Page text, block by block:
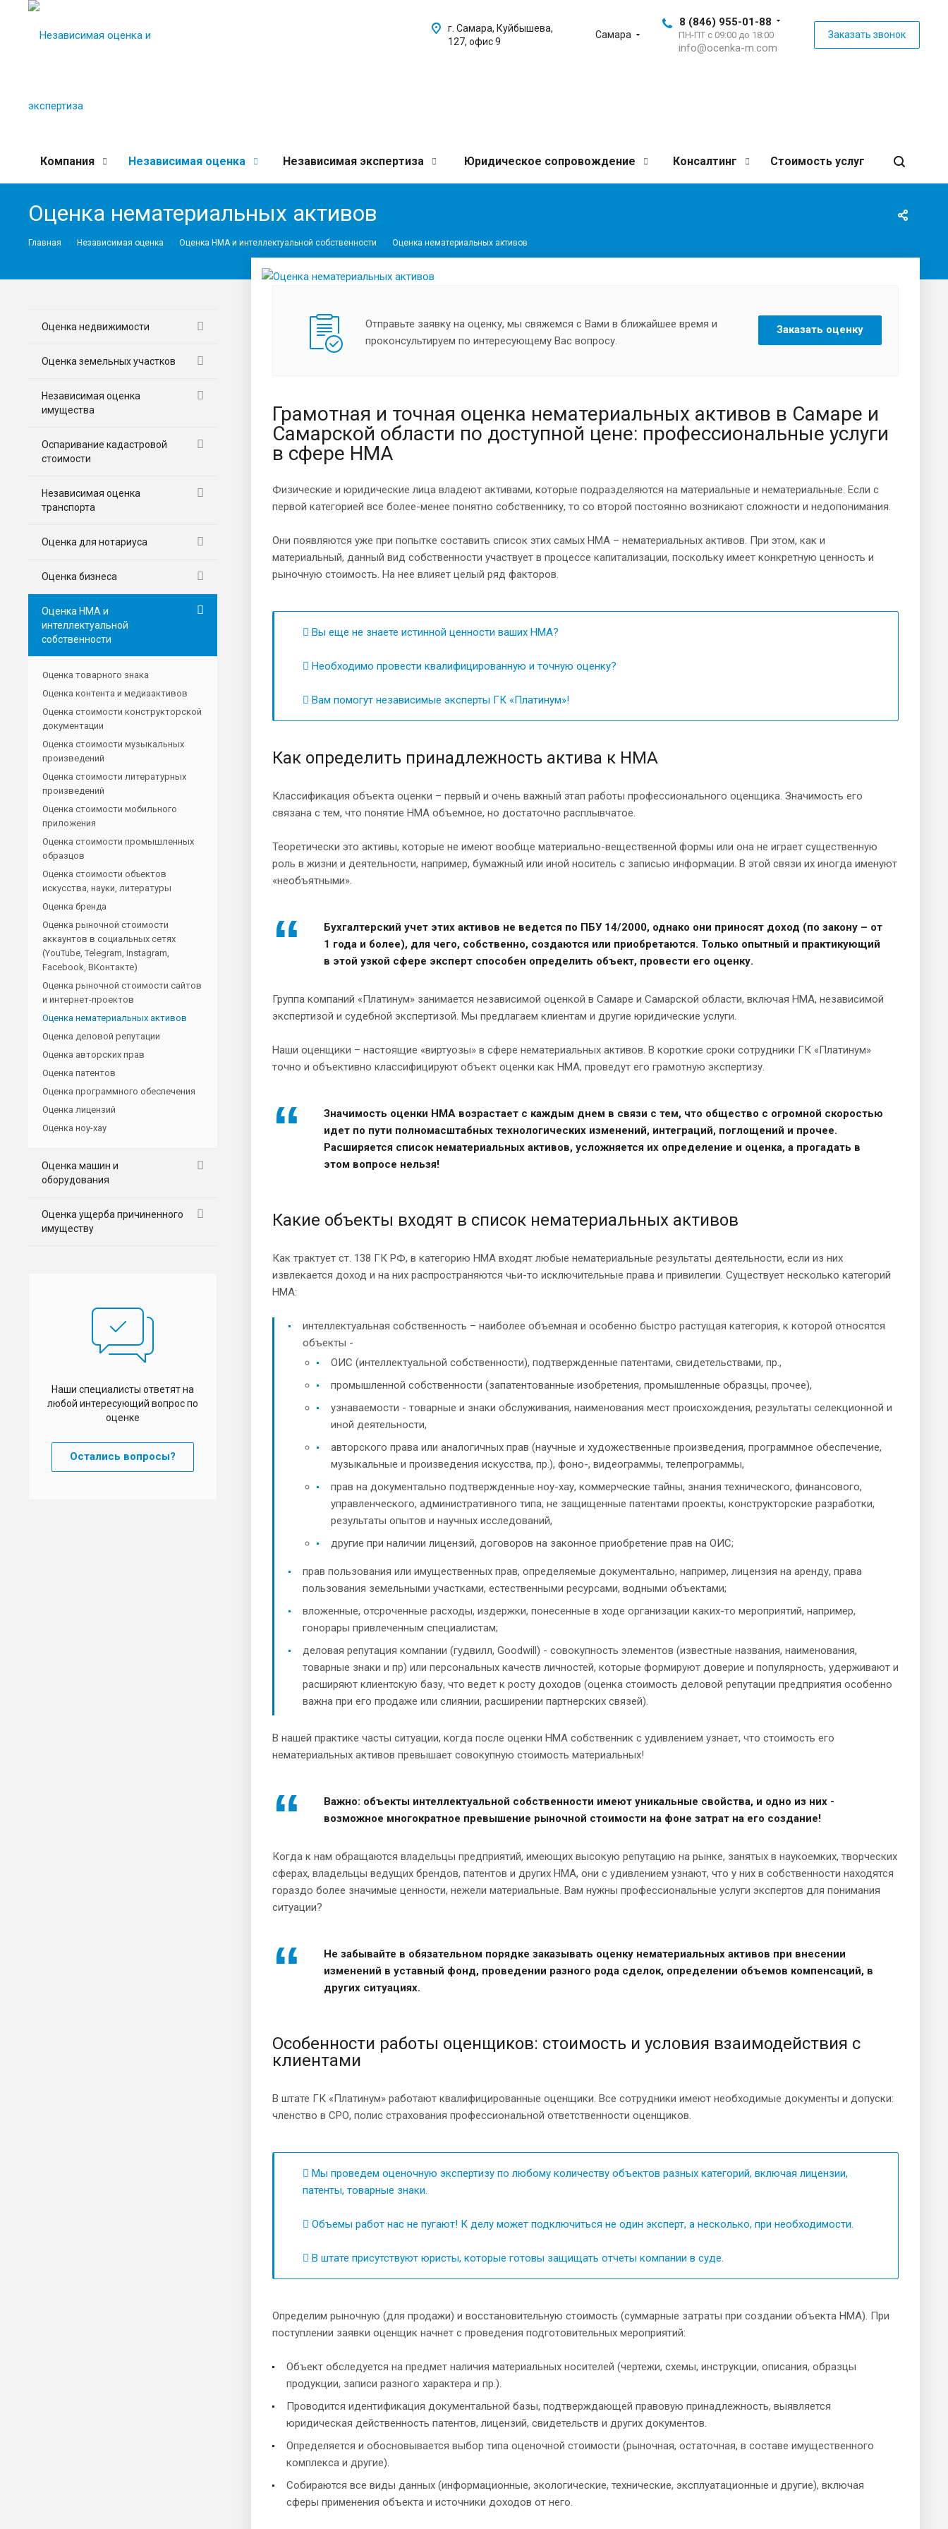
Самара
8 (846) 955-01-88
ПН-ПТ с 09:00 до 18:00
info@ocenka-m.com
Заказать звонок
г. Самара, Куйбышева,
127, офис 9
Компания Независимая оценка Независимая экспертиза Юридическое сопровождение Консалтинг Стоимость услуг
Оценка нематериальных активов
Главная Независимая оценка Оценка НМА и интеллектуальной собственности Оценка нематериальных активов
Отправьте заявку на оценку, мы свяжемся с Вами в ближайшее время и
проконсультируем по интересующему Вас вопросу.
Заказать оценку
Грамотная и точная оценка нематериальных активов в Самаре и
Самарской области по доступной цене: профессиональные услуги
в сфере НМА
Физические и юридические лица владеют активами, которые подразделяются на материальные и нематериальные. Если с
первой категорией все более-менее понятно собственнику, то со второй постоянно возникают сложности и недопонимания.
Они появляются уже при попытке составить список этих самых НМА – нематериальных активов. При этом, как и
материальный, данный вид собственности участвует в процессе капитализации, поскольку имеет конкретную ценность и
рыночную стоимость. На нее влияет целый ряд факторов.
Вы еще не знаете истинной ценности ваших НМА?
Необходимо провести квалифицированную и точную оценку?
Вам помогут независимые эксперты ГК «Платинум»!
Как определить принадлежность актива к НМА
Классификация объекта оценки – первый и очень важный этап работы профессионального оценщика. Значимость его
связана с тем, что понятие НМА объемное, но достаточно расплывчатое.
Теоретически это активы, которые не имеют вообще материально-вещественной формы или она не играет существенную
роль в жизни и деятельности, например, бумажный или иной носитель с записью информации. В этой связи их иногда именуют
«необъятными».
Бухгалтерский учет этих активов не ведется по ПБУ 14/2000, однако они приносят доход (по закону – от
1 года и более), для чего, собственно, создаются или приобретаются. Только опытный и практикующий
в этой узкой сфере эксперт способен определить объект, провести его оценку.
Группа компаний «Платинум» занимается независимой оценкой в Самаре и Самарской области, включая НМА, независимой
экспертизой и судебной экспертизой. Мы предлагаем клиентам и другие юридические услуги.
Наши оценщики – настоящие «виртуозы» в сфере нематериальных активов. В короткие сроки сотрудники ГК «Платинум»
точно и объективно классифицируют объект оценки как НМА, проведут его грамотную экспертизу.
Значимость оценки НМА возрастает с каждым днем в связи с тем, что общество с огромной скоростью
идет по пути полномасштабных технологических изменений, интеграций, поглощений и прочее.
Расширяется список нематериальных активов, усложняется их определение и оценка, а прогадать в
этом вопросе нельзя!
Какие объекты входят в список нематериальных активов
Как трактует ст. 138 ГК РФ, в категорию НМА входят любые нематериальные результаты деятельности, если из них
извлекается доход и на них распространяются чьи-то исключительные права и привилегии. Существует несколько категорий
НМА:
интеллектуальная собственность – наиболее объемная и особенно быстро растущая категория, к которой относятся
объекты -
ОИС (интеллектуальной собственности), подтвержденные патентами, свидетельствами, пр.,
промышленной собственности (запатентованные изобретения, промышленные образцы, прочее),
узнаваемости - товарные и знаки обслуживания, наименования мест происхождения, результаты селекционной и
иной деятельности,
авторского права или аналогичных прав (научные и художественные произведения, программное обеспечение,
музыкальные и произведения искусства, пр.), фоно-, видеограммы, телепрограммы,
прав на документально подтвержденные ноу-хау, коммерческие тайны, знания технического, финансового,
управленческого, административного типа, не защищенные патентами проекты, конструкторские разработки,
результаты опытов и научных исследований,
другие при наличии лицензий, договоров на законное приобретение прав на ОИС;
прав пользования или имущественных прав, определяемые документально, например, лицензия на аренду, права
пользования земельными участками, естественными ресурсами, водными объектами;
вложенные, отсроченные расходы, издержки, понесенные в ходе организации каких-то мероприятий, например,
гонорары привлеченным специалистам;
деловая репутация компании (гудвилл, Goodwill) - совокупность элементов (известные названия, наименования,
товарные знаки и пр) или персональных качеств личностей, которые формируют доверие и популярность, удерживают и
расширяют клиентскую базу, что ведет к росту доходов (оценка стоимость деловой репутации предприятия особенно
важна при его продаже или слиянии, расширении партнерских связей).
В нашей практике часты ситуации, когда после оценки НМА собственник с удивлением узнает, что стоимость его
нематериальных активов превышает совокупную стоимость материальных!
Важно: объекты интеллектуальной собственности имеют уникальные свойства, и одно из них -
возможное многократное превышение рыночной стоимости на фоне затрат на его создание!
Когда к нам обращаются владельцы предприятий, имеющих высокую репутацию на рынке, занятых в наукоемких, творческих
сферах, владельцы ведущих брендов, патентов и других НМА, они с удивлением узнают, что у них в собственности находятся
гораздо более значимые ценности, нежели материальные. Вам нужны профессиональные услуги экспертов для понимания
ситуации?
Не забывайте в обязательном порядке заказывать оценку нематериальных активов при внесении
изменений в уставный фонд, проведении разного рода сделок, определении объемов компенсаций, в
других ситуациях.
Особенности работы оценщиков: стоимость и условия взаимодействия с
клиентами
В штате ГК «Платинум» работают квалифицированные оценщики. Все сотрудники имеют необходимые документы и допуски:
членство в СРО, полис страхования профессиональной ответственности оценщиков.
Мы проведем оценочную экспертизу по любому количеству объектов разных категорий, включая лицензии,
патенты, товарные знаки.
Объемы работ нас не пугают! К делу может подключиться не один эксперт, а несколько, при необходимости.
В штате присутствуют юристы, которые готовы защищать отчеты компании в суде.
Определим рыночную (для продажи) и восстановительную стоимость (суммарные затраты при создании объекта НМА). При
поступлении заявки оценщик начнет с проведения подготовительных мероприятий:
Объект обследуется на предмет наличия материальных носителей (чертежи, схемы, инструкции, описания, образцы
продукции, записи разного характера и пр.).
Проводится идентификация документальной базы, подтверждающей правовую принадлежность, выявляется
юридическая действенность патентов, лицензий, свидетельств и других документов.
Определяется и обосновывается выбор типа оценочной стоимости (рыночная, остаточная, в составе имущественного
комплекса и другие).
Собираются все виды данных (информационные, экологические, технические, эксплуатационные и другие), включая
сферы применения объекта и источники доходов от него.
Оценка недвижимости
Оценка земельных участков
Независимая оценка
имущества
Оспаривание кадастровой
стоимости
Независимая оценка
транспорта
Оценка для нотариуса
Оценка бизнеса
Оценка НМА и
интеллектуальной
собственности
Оценка товарного знака
Оценка контента и медиаактивов
Оценка стоимости конструкторской
документации
Оценка стоимости музыкальных
произведений
Оценка стоимости литературных
произведений
Оценка стоимости мобильного
приложения
Оценка стоимости промышленных
образцов
Оценка стоимости объектов
искусства, науки, литературы
Оценка бренда
Оценка рыночной стоимости
аккаунтов в социальных сетях
(YouTube, Telegram, Instagram,
Facebook, ВКонтакте)
Оценка рыночной стоимости сайтов
и интернет-проектов
Оценка нематериальных активов
Оценка деловой репутации
Оценка авторских прав
Оценка патентов
Оценка программного обеспечения
Оценка лицензий
Оценка ноу-хау
Оценка машин и
оборудования
Оценка ущерба причиненного
имуществу
Наши специалисты ответят на
любой интересующий вопрос по
оценке
Остались вопросы?